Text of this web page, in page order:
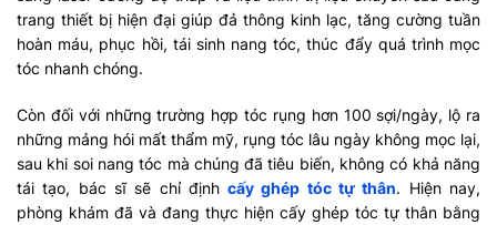
trang thiết bị hiện đại giúp đả thông kinh lạc, tăng cường tuần
hoàn máu, phục hồi, tái sinh nang tóc, thúc đẩy quá trình mọc
tóc nhanh chóng.
Còn đối với những trường hợp tóc rụng hơn 100 sợi/ngày, lộ ra
những mảng hói mất thẩm mỹ, rụng tóc lâu ngày không mọc lại,
sau khi soi nang tóc mà chúng đã tiêu biến, không có khả năng
tái tạo, bác sĩ sẽ chỉ địnhcấy ghép tóc tự thân. Hiện nay,
phòng khám đã và đang thực hiện cấy ghép tóc tự thân bằng